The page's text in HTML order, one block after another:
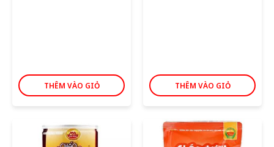
THÊM VÀO GIỎ THÊM VÀO GIỎ